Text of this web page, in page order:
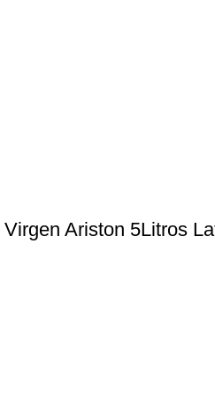
Ariston 5Litros